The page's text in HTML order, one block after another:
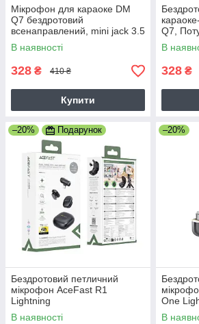
Мікрофон для караоке DM
Q7 бездротовий
всенаправлений, mini jack 3.5
мм, золотий
В наявності
328 ₴ 410 ₴
Купити
Q7,
золотий
В
328 ₴
–20% Подарунок
Бездротовий петличний
мікрофон AceFast R1
Lightning
В наявності
–20%
One
В